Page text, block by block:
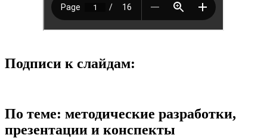
Подписи к слайдам:
По теме: методические разработки,
презентации и конспекты